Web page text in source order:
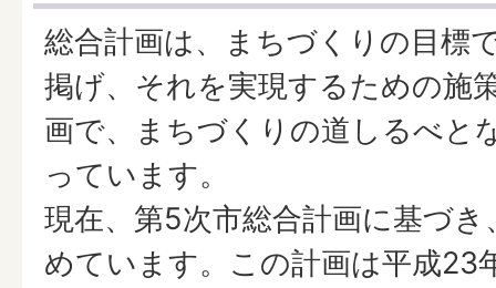
総合計画は、まちづくりの目標
掲げ、それを実現するための施
画で、まちづくりの道しるべと
っています。
現在、第5次市総合計画に基づ
めています。この計画は平成23